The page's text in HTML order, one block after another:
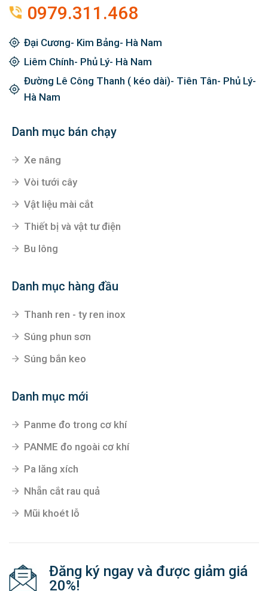
0979.311.468
Đại Cương- Kim Bảng- Hà Nam
Liêm Chính- Phủ Lý- Hà Nam
Đường Lê Công Thanh ( kéo dài)- Tiên Tân- Phủ Lý-
Hà Nam
Danh mục bán chạy
Xe nâng
Vòi tưới cây
Vật liệu mài cắt
Thiết bị và vật tư điện
Bu lông
Danh mục hàng đầu
Thanh ren - ty ren inox
Súng phun sơn
Súng bắn keo
Danh mục mới
Panme đo trong cơ khí
PANME đo ngoài cơ khí
Pa lăng xích
Nhẵn cắt rau quả
Mũi khoét lỗ
Đăng ký ngay và được giảm giá
20%!